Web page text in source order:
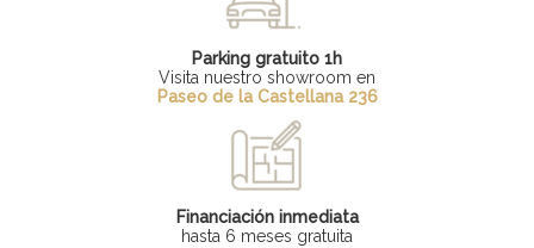
Parking gratuito 1h
Visita nuestro showroom en
Paseo de la Castellana 236
Financiación inmediata
hasta 6 meses gratuita